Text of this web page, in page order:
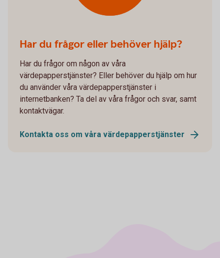
Har du frågor eller behöver hjälp?
Har du frågor om någon av våra
värdepapperstjänster? Eller behöver du hjälp om hur
du använder våra värdepapperstjänster i
internetbanken? Ta del av våra frågor och svar, samt
kontaktvägar.
Kontakta oss om våra värdepapperstjänster